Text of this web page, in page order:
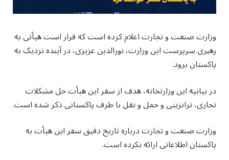
وزارت صنعت و تجارت اعلام کرده است که قرار است هیأتی به
رهبری سرپرست این وزارت، نورالدین عزیزی، در آینده نزدیک به
پاکستان برود.
در بیانیه این وزارتخانه، هدف از سفر این هیأت حل مشکلات
تجاری، ترانزیتی و حمل و نقل با طرف پاکستانی ذکر شده است.
وزارت صنعت و تجارت درباره تاریخ دقیق سفر این هیأت به
پاکستان اطلاعاتی ارائه نکرده است.